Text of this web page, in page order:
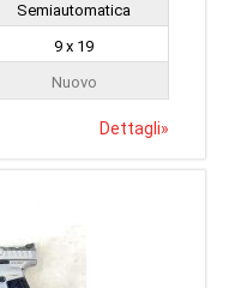
Semiautomatica
9 x 19
Nuovo
Dettagli»